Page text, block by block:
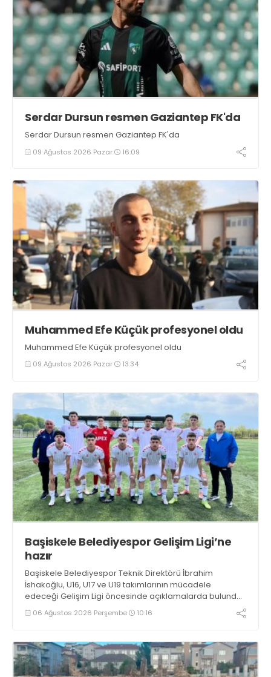
Serdar Dursun resmen Gaziantep FK'da
Serdar Dursun resmen Gaziantep FK'da
09 Ağustos 2026 Pazar 16:09
Muhammed Efe Küçük profesyonel oldu
Muhammed Efe Küçük profesyonel oldu
09 Ağustos 2026 Pazar 13:34
Başiskele Belediyespor Gelişim Ligi’ne
hazır
Başiskele Belediyespor Teknik Direktörü İbrahim
İshakoğlu, U16, U17 ve U19 takımlarının mücadele
edeceği Gelişim Ligi öncesinde açıklamalarda bulundu.
Genç oyuncuların gelişimine dikkat çeken İshakoğlu,
hedeflerinin sadece sonuç almak değil, Türk futboluna
06 Ağustos 2026 Perşembe 10:16